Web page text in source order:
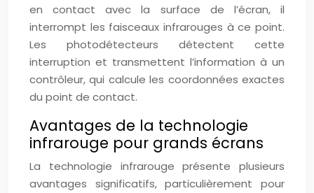
en contact avec la surface de l’écran, il
interrompt les faisceaux infrarouges à ce point.
Les photodétecteurs détectent cette
interruption et transmettent l’information à un
contrôleur, qui calcule les coordonnées exactes
du point de contact.
Avantages de la technologie
infrarouge pour grands écrans
La technologie infrarouge présente plusieurs
avantages significatifs, particulièrement pour